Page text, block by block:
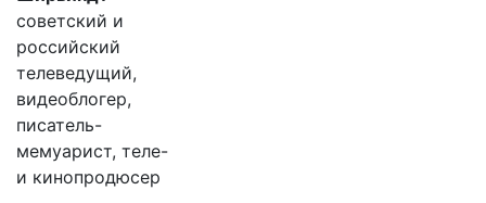
советский и
российский
телеведущий,
видеоблогер,
писатель-
мемуарист, теле-
и кинопродюсер